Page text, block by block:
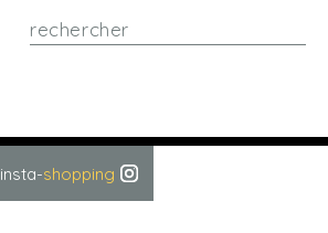
Rechercher
insta-shopping